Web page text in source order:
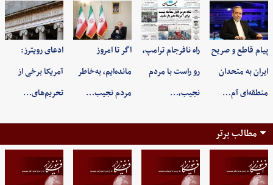
پیام قاطع و صریح
ایران به متحدان
منطقه‌ای آم…
راه نافرجام ترامپ،
رو راست با مردم
نجیب،…
اگر تا امروز
مانده‌ایم، به‌خاطر
مردم نجیب…
ادعای رویترز:
آمریکا برخی از
تحریم‌های…
مطالب برتر